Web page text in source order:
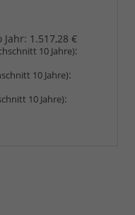
Jahr: 1.517,28 €
10 Jahre):
10 Jahre):
10 Jahre):